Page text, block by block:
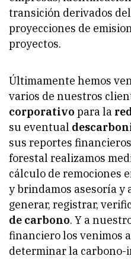
transición derivados del
proyecciones de
proyectos.
Últimamente hemos
varios de nuestros
corporativo para la
su eventual
sus reportes
forestal realizamos
cálculo de remociones
y brindamos asesoría y
generar, registrar,
de carbono. Y a
financiero los venimos
determinar la carbono-